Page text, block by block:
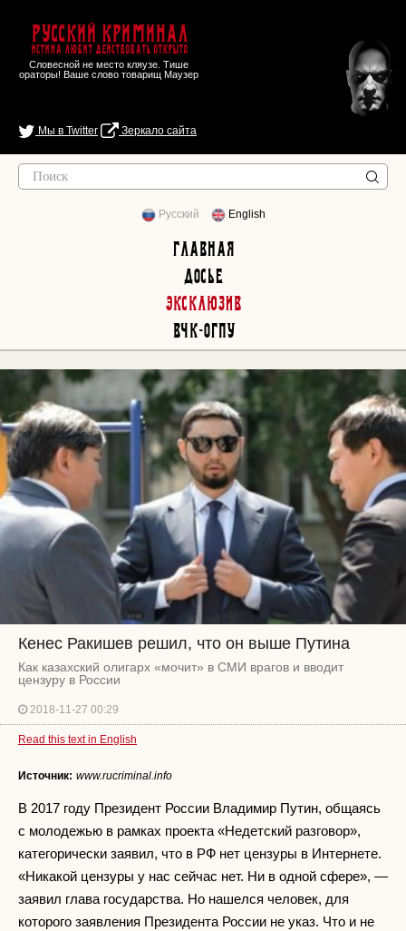
Русский Криминал
Истина любит действовать открыто
Словесной не место кляузе. Тише
ораторы! Ваше слово товарищ Маузер
Мы в Twitter Зеркало сайта
Русский English
Главная
Досье
Эксклюзив
ВЧК-ОГПУ
Кенес Ракишев решил, что он выше Путина
Как казахский олигарх «мочит» в СМИ врагов и вводит
цензуру в России
2018-11-27 00:29
Read this text in English
Источник: www.rucriminal.info
В 2017 году Президент России Владимир Путин, общаясь
с молодежью в рамках проекта «Недетский разговор»,
категорически заявил, что в РФ нет цензуры в Интернете.
«Никакой цензуры у нас сейчас нет. Ни в одной сфере», —
заявил глава государства. Но нашелся человек, для
которого заявления Президента России не указ. Что и не